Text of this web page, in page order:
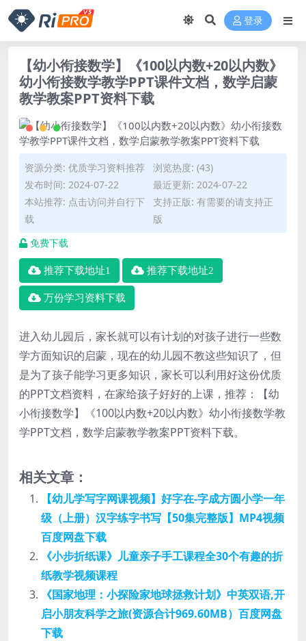
登录
【幼小衔接数学】《100以内数+20以内数》
幼小衔接数学教学PPT课件文档，数学启蒙
教学教案PPT资料下载
资源分类: 优质学习资料推荐
浏览热度: (43)
发布时间: 2024-07-22
最近更新: 2024-07-22
本站推荐: 点击访问并自行下
载
支持正版: 有需要的请支持正
版
免费下载
推荐下载地址1 推荐下载地址2
万份学习资料下载
进入幼儿园后，家长就可以有计划的对孩子进行一些数
学方面知识的启蒙，现在的幼儿园不教这些知识了，但
是为了孩子能学习更多知识，家长可以利用好这份优质
的PPT文档资料，在家给孩子好好的上课，推荐：【幼
小衔接数学】《100以内数+20以内数》幼小衔接数学教
学PPT文档，数学启蒙教学教案PPT资料下载。
相关文章：
【幼儿学写字网课视频】好字在-字成方圆小学一年
级（上册）汉字练字书写【50集完整版】MP4视频
百度网盘下载
《小步折纸课》儿童亲子手工课程全30个有趣的折
纸教学视频课程
《国家地理：小探险家地球拯救计划》中英双语,开
启小朋友科学之旅(资源合计969.60MB）百度网盘
下载